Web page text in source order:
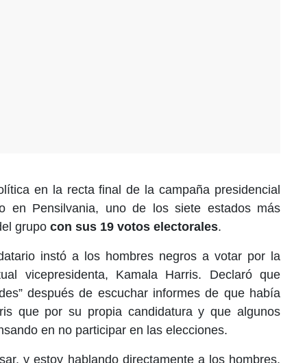
en la recta final de la campaña presidencial
en Pensilvania, uno de los siete estados más
grupo con sus 19 votos electorales.
instó a los hombres negros a votar por la
vicepresidenta, Kamala Harris. Declaró que
después de escuchar informes de que había
que por su propia candidatura y que algunos
en no participar en las elecciones.
y estoy hablando directamente a los hombres,